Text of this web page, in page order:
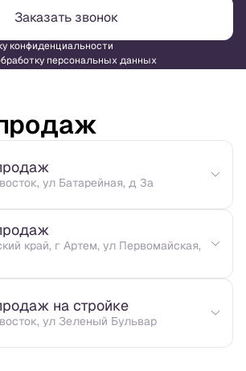
Заказать звонок
конфиденциальности
персональных данных
ул Батарейная, д 3а
край, г Артем, ул Первомайская,
на стройке
ул Зеленый Бульвар